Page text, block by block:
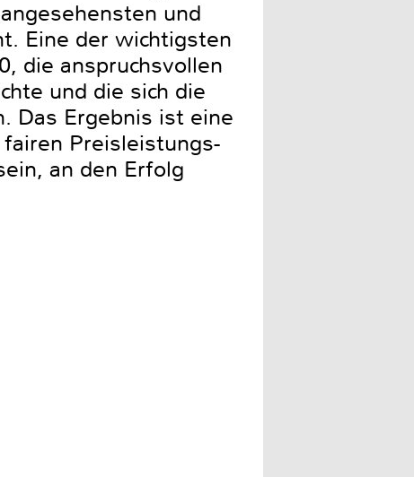
und
Eine der wichtigsten
die anspruchsvollen
und die sich die
Das Ergebnis ist eine
Preisleistungs-
an den Erfolg